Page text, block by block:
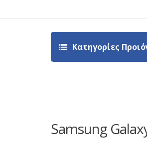
Κατηγορίες
Samsung